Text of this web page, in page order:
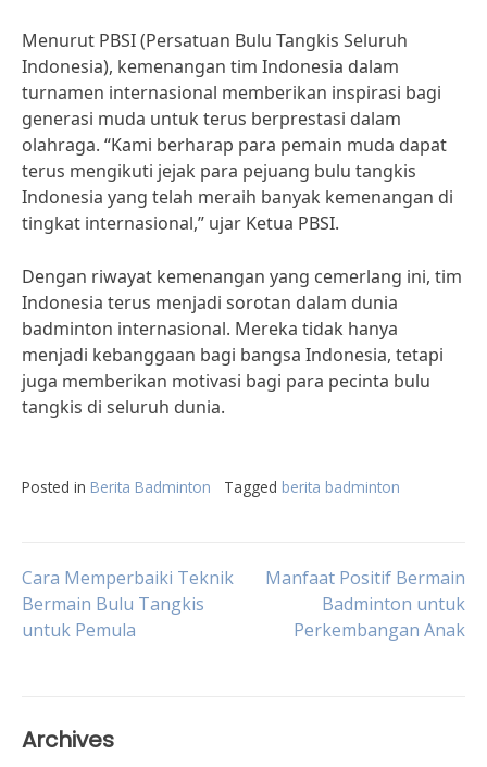
Menurut PBSI (Persatuan Bulu Tangkis Seluruh
Indonesia), kemenangan tim Indonesia dalam
turnamen internasional memberikan inspirasi bagi
generasi muda untuk terus berprestasi dalam
olahraga. “Kami berharap para pemain muda dapat
terus mengikuti jejak para pejuang bulu tangkis
Indonesia yang telah meraih banyak kemenangan di
tingkat internasional,” ujar Ketua PBSI.
Dengan riwayat kemenangan yang cemerlang ini, tim
Indonesia terus menjadi sorotan dalam dunia
badminton internasional. Mereka tidak hanya
menjadi kebanggaan bagi bangsa Indonesia, tetapi
juga memberikan motivasi bagi para pecinta bulu
tangkis di seluruh dunia.
Posted in Berita Badminton Tagged berita badminton
Post
navigation
Cara Memperbaiki Teknik
Bermain Bulu Tangkis
untuk Pemula
Manfaat Positif Bermain
Badminton untuk
Perkembangan Anak
Archives